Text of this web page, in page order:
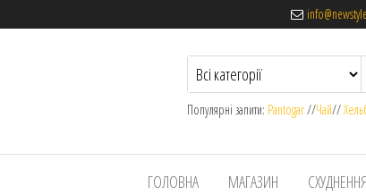
Популярні запити: Pantogar//Чай//
ГОЛОВНА МАГАЗИН СХУДНЕННЯ